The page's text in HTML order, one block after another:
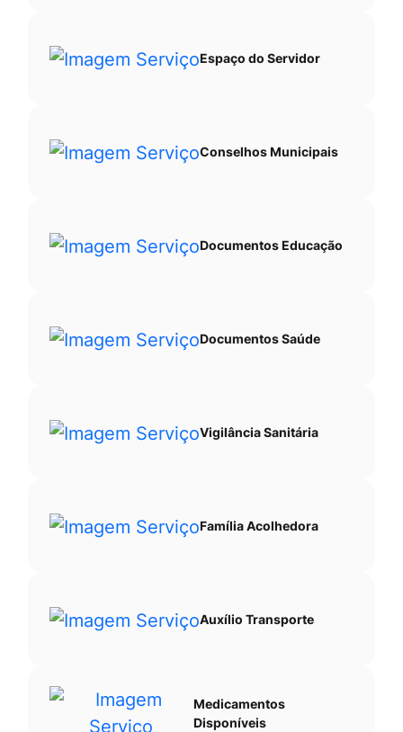
Espaço do Servidor
Conselhos Municipais
Documentos Educação
Documentos Saúde
Vigilância Sanitária
Família Acolhedora
Auxílio Transporte
Medicamentos
Disponíveis